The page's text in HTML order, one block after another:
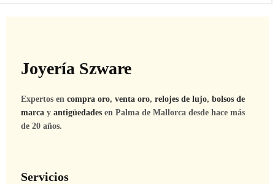
Joyería Szware
Expertos en compra oro, venta oro, relojes de lujo, bolsos de
marca y antigüedades en Palma de Mallorca desde hace más
de 20 años.
Servicios